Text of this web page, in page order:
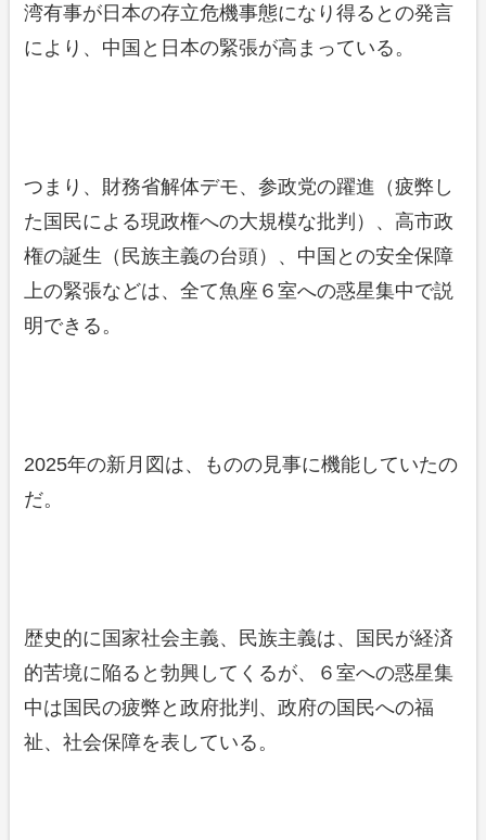
湾有事が日本の存立危機事態になり得るとの発言
により、中国と日本の緊張が高まっている。
つまり、財務省解体デモ、参政党の躍進（疲弊し
た国民による現政権への大規模な批判）、高市政
権の誕生（民族主義の台頭）、中国との安全保障
上の緊張などは、全て魚座６室への惑星集中で説
明できる。
2025年の新月図は、ものの見事に機能していたの
だ。
歴史的に国家社会主義、民族主義は、国民が経済
的苦境に陥ると勃興してくるが、６室への惑星集
中は国民の疲弊と政府批判、政府の国民への福
祉、社会保障を表している。